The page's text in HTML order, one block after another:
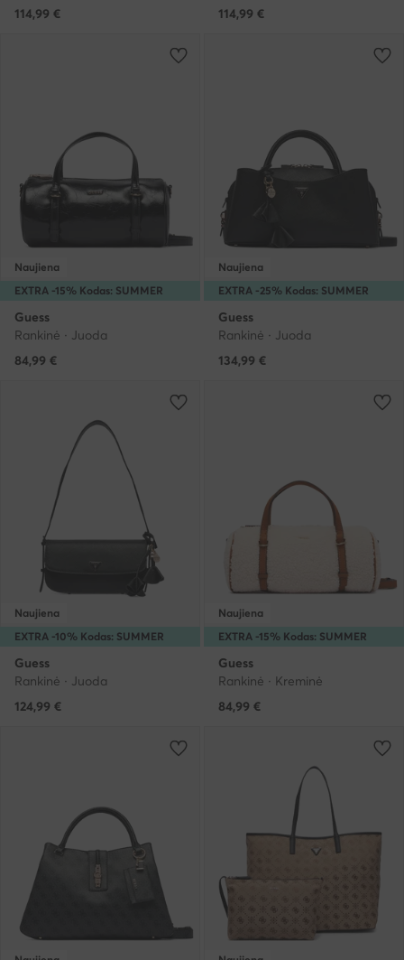
114,99 €
114,99 €
EXTRA -15% Kodas: SUMMER
Naujiena
Guess
Rankinė · Juoda
84,99 €
EXTRA -25% Kodas: SUMMER
Naujiena
Guess
Rankinė · Juoda
134,99 €
EXTRA -10% Kodas: SUMMER
Naujiena
Guess
Rankinė · Juoda
124,99 €
EXTRA -15% Kodas: SUMMER
Naujiena
Guess
Rankinė · Kreminė
84,99 €